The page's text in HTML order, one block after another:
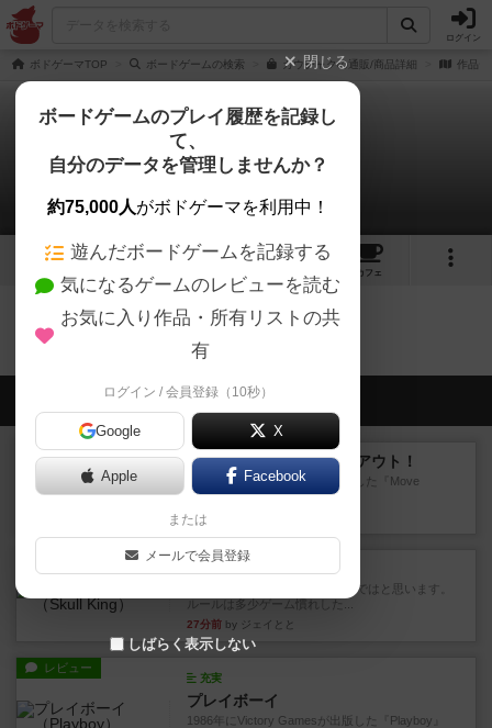
ログイン
ボドゲーマTOP ボードゲームの検索 カウチャクの通販/商品詳細 作品デ
カウチャク
0件のリプレイ日記
6 6
カフェ
カウチャクのトップに戻る
会員の新しい投稿
レビュー アンブッシュ！：ムーブアウト！
1984年にVictory Gamesが出版した『Move
Out！』...
13分前
とにかく楽しい！最高のゲームではと思います。
ルールは多少ゲーム慣れした...
27分前 by ジェイとと
レビュー
充実
プレイボーイ
1986年にVictory Gamesが出版した『Playboy』
閉じる
ボードゲームのプレイ履歴を記録し
て、
自分のデータを管理しませんか？
約75,000人がボドゲーマを利用中！
遊んだボードゲームを記録する
気になるゲームのレビューを読む
お気に入り作品・所有リストの共
有
ログイン / 会員登録（10秒）
Google X
Apple Facebook
または
メールで会員登録
しばらく表示しない